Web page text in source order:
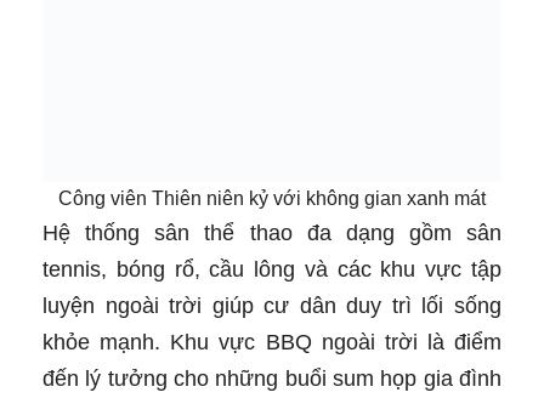
Công viên Thiên niên kỷ với không gian xanh mát
Hệ thống sân thể thao đa dạng gồm sân
tennis, bóng rổ, cầu lông và các khu vực tập
luyện ngoài trời giúp cư dân duy trì lối sống
khỏe mạnh. Khu vực BBQ ngoài trời là điểm
đến lý tưởng cho những buổi sum họp gia đình